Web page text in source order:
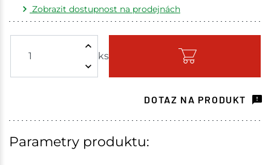
ks
Zobrazit dostupnost na prodejnách
Skladem - ihned k odeslání
Choceň 3 ks
DOTAZ NA PRODUKT
Parametry produktu: